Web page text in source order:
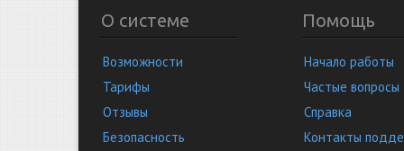
О системе
Возможности
Тарифы
Отзывы
Безопасность
Помощь
Начало работы
Частые вопросы
Справка
Контакты